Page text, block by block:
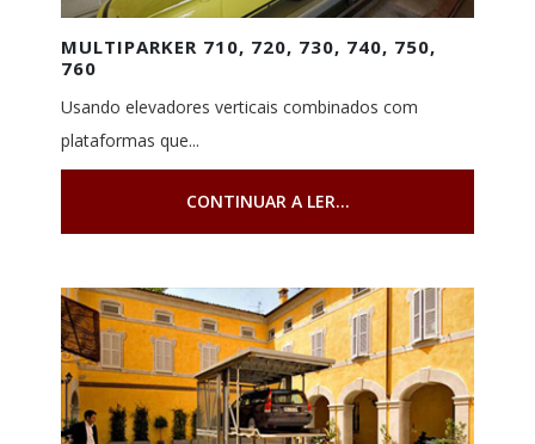
MULTIPARKER 710, 720, 730, 740, 750,
760
Usando elevadores verticais combinados com
plataformas que...
CONTINUAR A LER...